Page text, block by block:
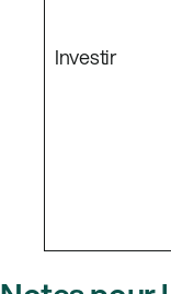
Investir